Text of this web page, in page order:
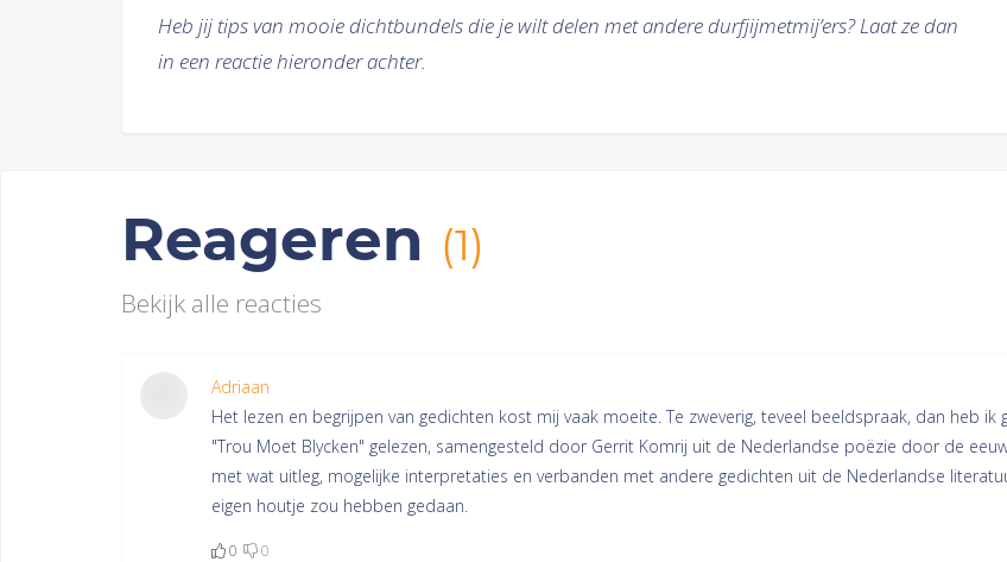
Heb jij tips van mooie dichtbundels die je wilt delen met andere durfjijmetmij’ers? Laat ze dan
in een reactie hieronder achter.
Reageren (1)
Bekijk alle reacties
Adriaan
Het lezen en begrijpen van gedichten kost mij vaak moeite. Te zweverig, teveel beeldspraak, dan heb
"Trou Moet Blycken" gelezen, samengesteld door Gerrit Komrij uit de Nederlandse poëzie door de
met wat uitleg, mogelijke interpretaties en verbanden met andere gedichten uit de Nederlandse
eigen houtje zou hebben gedaan.
0 0